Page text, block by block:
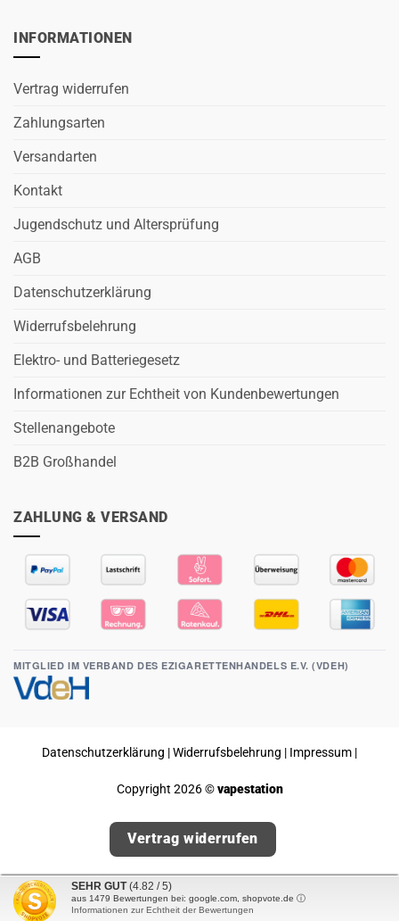
INFORMATIONEN
Vertrag widerrufen
Zahlungsarten
Versandarten
Kontakt
Jugendschutz und Altersprüfung
AGB
Datenschutzerklärung
Widerrufsbelehrung
Elektro- und Batteriegesetz
Informationen zur Echtheit von Kundenbewertungen
Stellenangebote
B2B Großhandel
ZAHLUNG & VERSAND
MITGLIED IM VERBAND DES EZIGARETTENHANDELS E.V. (VDEH)
Datenschutzerklärung Widerrufsbelehrung Impressum
Copyright 2026 ©vapestation
Vertrag widerrufen
SEHR GUT (4.82 / 5)
aus 1479 Bewertungen bei: google.com, shopvote.de ⓘ
Informationen zur Echtheit der Bewertungen